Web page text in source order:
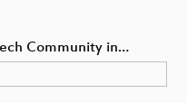
Community in…